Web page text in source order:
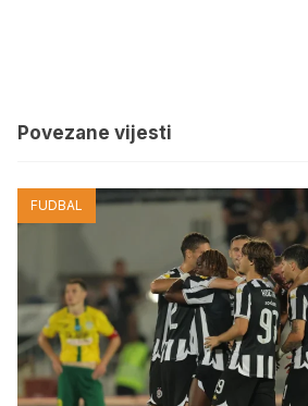
Povezane vijesti
FUDBAL